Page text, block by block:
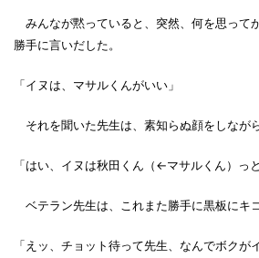
みんなが黙っていると、突然、何を思って
勝手に言いだした。
「イヌは、マサルくんがいい」
それを聞いた先生は、素知らぬ顔をしながら
「はい、イヌは秋田くん（←マサルくん）っと
ベテラン先生は、これまた勝手に黒板にキ
「えッ、チョット待って先生、なんでボク